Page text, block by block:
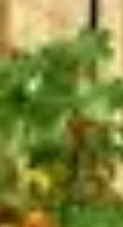
Choix et Conservation